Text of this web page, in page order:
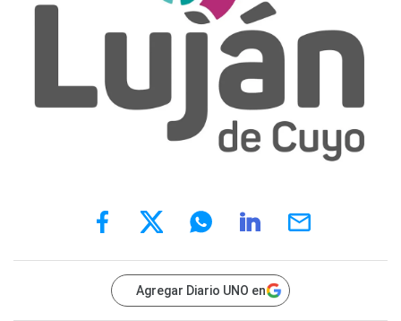
Agregar Diario UNO en